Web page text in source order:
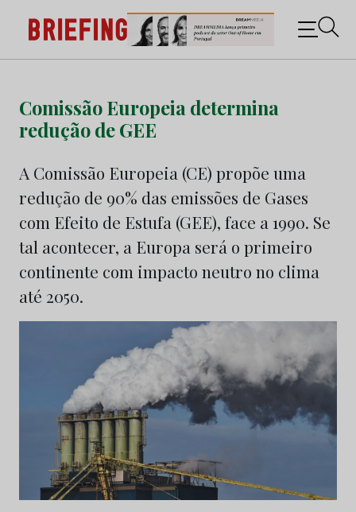
content
Briefing: Todas as notícias sobre os negócios do
Marketing e da Publicidade
Comissão Europeia determina
redução de GEE
A Comissão Europeia (CE) propõe uma
redução de 90% das emissões de Gases
com Efeito de Estufa (GEE), face a 1990. Se
tal acontecer, a Europa será o primeiro
continente com impacto neutro no clima
até 2050.